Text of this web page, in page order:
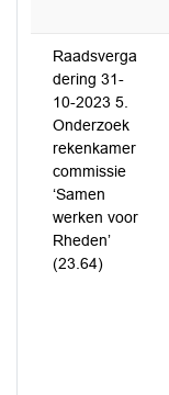
Raadsverga
dering 31-
10-2023 5.
Onderzoek
rekenkamer
commissie
‘Samen
werken voor
Rheden’
(23.64)